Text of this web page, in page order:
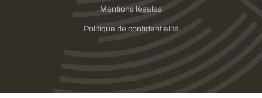
Mentions légales
Politique de confidentialité